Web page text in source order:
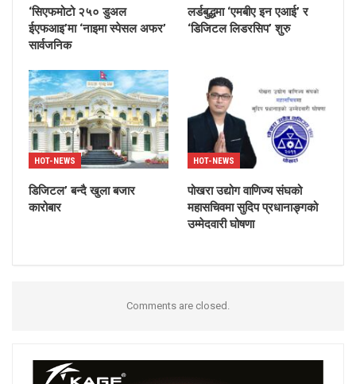
‘सिएफमोटो २५० डुअल
ईएफआइ’मा ‘नाइमा स्पेसल अफर’
सार्वजनिक
लर्डबुद्धमा ‘एमबीए इन एआई’ र
‘डिजिटल लिडरसिप’ शुरु
HOT-NEWS
डिजिटल’ बन्दै खुला बजार
कारोबार
HOT-NEWS
पोखरा उद्योग वाणिज्य संघको
महासचिवमा सुदिप प्रधानाङ्गको
उम्मेदवारी घोषणा
Comments are closed.